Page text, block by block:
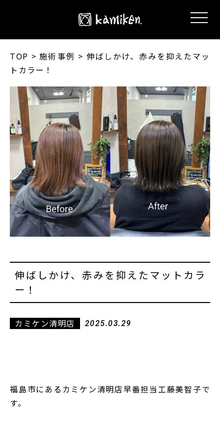
TOP > 施術事例 > 伸ばしかけ、赤みを抑えたマッ
トカラー！
伸ばしかけ、赤みを抑えたマットカラ
ー！
カミケン清明店 2025.03.29
福島市にあるカミケン清明店早番担当工藤美智子で
す。